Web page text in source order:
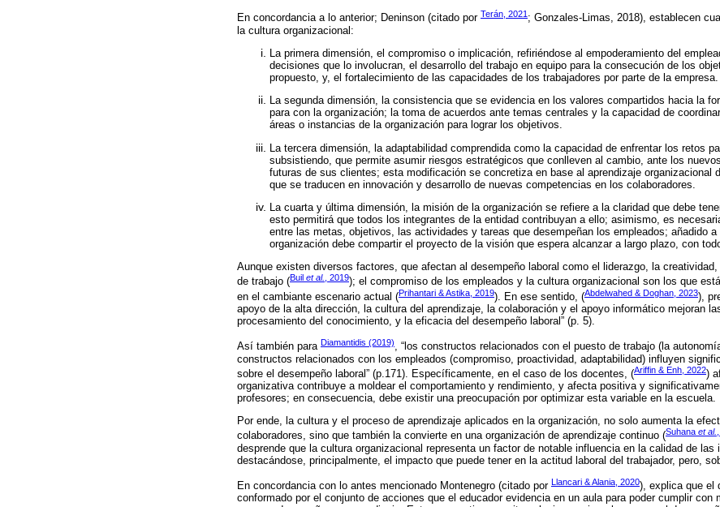
En concordancia a lo anterior; Deninson (citado por Terán, 2021 ; Gonzales-Limas, 2018), establecen
la cultura organizacional:
La primera dimensión, el compromiso o implicación, refiriéndose al empoderamiento del
decisiones que lo involucran, el desarrollo del trabajo en equipo para la consecución de los
propuesto, y, el fortalecimiento de las capacidades de los trabajadores por parte de la empresa.
La segunda dimensión, la consistencia que se evidencia en los valores compartidos hacia la
para con la organización; la toma de acuerdos ante temas centrales y la capacidad de
áreas o instancias de la organización para lograr los objetivos.
La tercera dimensión, la adaptabilidad comprendida como la capacidad de enfrentar los retos
subsistiendo, que permite asumir riesgos estratégicos que conlleven al cambio, ante los
futuras de sus clientes; esta modificación se concretiza en base al aprendizaje organizacional
que se traducen en innovación y desarrollo de nuevas competencias en los colaboradores.
La cuarta y última dimensión, la misión de la organización se refiere a la claridad que debe
esto permitirá que todos los integrantes de la entidad contribuyan a ello; asimismo, es
entre las metas, objetivos, las actividades y tareas que desempeñan los empleados; añadido
organización debe compartir el proyecto de la visión que espera alcanzar a largo plazo, con
Aunque existen diversos factores, que afectan al desempeño laboral como el liderazgo, la
de trabajo (Buil et al. , 2019); el compromiso de los empleados y la cultura organizacional son los que
en el cambiante escenario actual (Prihantari & Astika, 2019). En ese sentido, (Abdelwahed & Doghan, 2023),
apoyo de la alta dirección, la cultura del aprendizaje, la colaboración y el apoyo informático mejoran
procesamiento del conocimiento, y la eficacia del desempeño laboral” (p. 5).
Así también para Diamantidis (2019), “los constructos relacionados con el puesto de trabajo (la
constructos relacionados con los empleados (compromiso, proactividad, adaptabilidad) influyen
sobre el desempeño laboral” (p.171). Específicamente, en el caso de los docentes, (Ariffin & Enh, 2022)
organizativa contribuye a moldear el comportamiento y rendimiento, y afecta positiva y
profesores; en consecuencia, debe existir una preocupación por optimizar esta variable en la escuela.
Por ende, la cultura y el proceso de aprendizaje aplicados en la organización, no solo aumenta la
colaboradores, sino que también la convierte en una organización de aprendizaje continuo (Suhana et al.
desprende que la cultura organizacional representa un factor de notable influencia en la calidad de las
destacándose, principalmente, el impacto que puede tener en la actitud laboral del trabajador, pero,
En concordancia con lo antes mencionado Montenegro (citado por Llancari & Alania, 2020), explica que el
conformado por el conjunto de acciones que el educador evidencia en un aula para poder cumplir con